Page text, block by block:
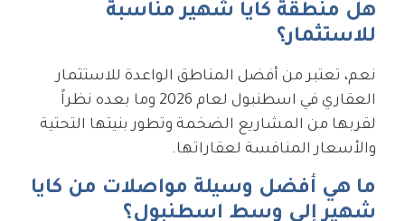
هل منطقة كايا شهير مناسبة
للاستثمار؟
نعم، تعتبر من أفضل المناطق الواعدة للاستثمار
العقاري في اسطنبول لعام 2026 وما بعده نظراً
لقربها من المشاريع الضخمة وتطور بنيتها التحتية
والأسعار المنافسة لعقاراتها.
ما هي أفضل وسيلة مواصلات من كايا
شهير إلى وسط اسطنبول؟